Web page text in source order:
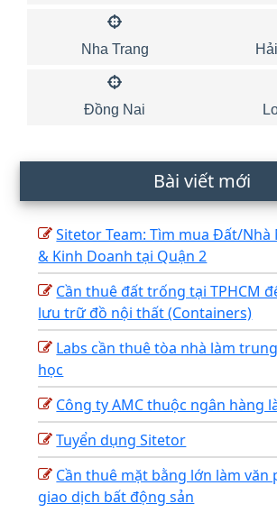
Nha Trang
Đồng Nai
Bài viết mới
Sitetor Team: Tìm mua Đất/Nhà
& Kinh Doanh tại Quận 2
Cần thuê đất trống tại TPHCM
lưu trữ đồ nội thất (Containers)
Labs cần thuê tòa nhà làm
học
Công ty AMC thuộc ngân hàng
Tuyển dụng Sitetor
Cần thuê mặt bằng lớn làm văn
giao dịch bất động sản